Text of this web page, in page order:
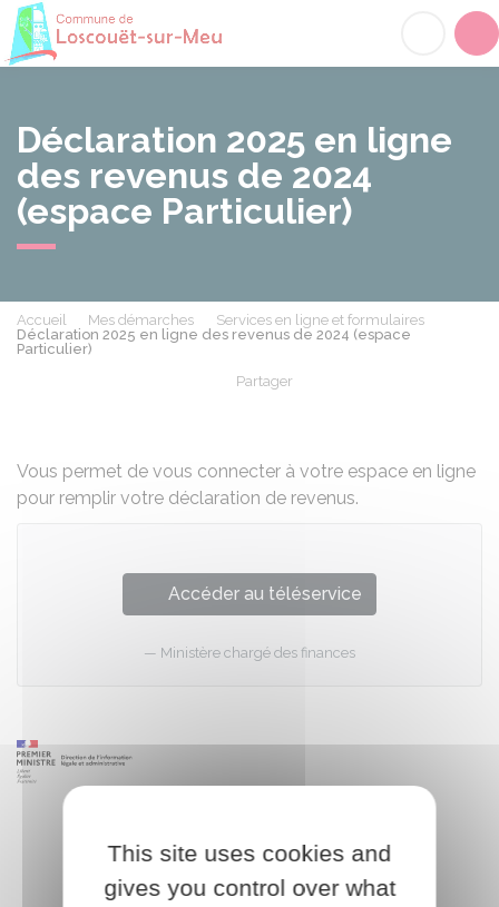
Déclaration 2025 en ligne
des revenus de 2024
(espace Particulier)
Accueil Mes démarches
Services en ligne et formulaires
Déclaration 2025 en ligne des revenus de 2024 (espace
Particulier)
Partager
Vous permet de vous connecter à votre espace en ligne
pour remplir votre déclaration de revenus.
Accéder au téléservice
Ministère chargé des finances
This site uses cookies and
gives you control over what